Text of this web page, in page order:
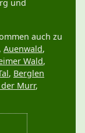
und
auch zu
, Auenwald,
Wald,
, Berglen
Murr,